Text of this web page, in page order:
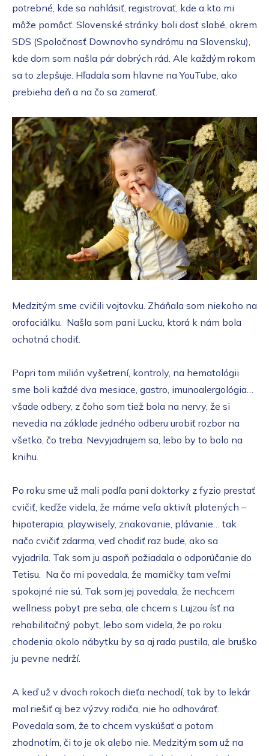
potrebné, kde sa nahlásiť, registrovať, kde a kto mi
môže pomôcť. Slovenské stránky boli dosť slabé, okrem
SDS (Spoločnosť Downovho syndrómu na Slovensku),
kde dom som našla pár dobrých rád. Ale každým rokom
sa to zlepšuje. Hľadala som hlavne na YouTube, ako
prebieha deň a na čo sa zamerať.
Medzitým sme cvičili vojtovku. Zháňala som niekoho na
orofaciálku. Našla som pani Lucku, ktorá k nám bola
ochotná chodiť.
Popri tom milión vyšetrení, kontroly, na hematológii
sme boli každé dva mesiace, gastro, imunoalergológia…
všade odbery, z čoho som tiež bola na nervy, že si
nevedia na základe jedného odberu urobiť rozbor na
všetko, čo treba. Nevyjadrujem sa, lebo by to bolo na
knihu.
Po roku sme už mali podľa pani doktorky z fyzio prestať
cvičiť, keďže videla, že máme veľa aktivít platených –
hipoterapia, playwisely, znakovanie, plávanie… tak
načo cvičiť zdarma, veď chodiť raz bude, ako sa
vyjadrila. Tak som ju aspoň požiadala o odporúčanie do
Tetisu. Na čo mi povedala, že mamičky tam veľmi
spokojné nie sú. Tak som jej povedala, že nechcem
wellness pobyt pre seba, ale chcem s Lujzou ísť na
rehabilitačný pobyt, lebo som videla, že po roku
chodenia okolo nábytku by sa aj rada pustila, ale bruško
ju pevne nedrží.
A keď už v dvoch rokoch dieťa nechodí, tak by to lekár
mal riešiť aj bez výzvy rodiča, nie ho odhovárať.
Povedala som, že to chcem vyskúšať a potom
zhodnotím, či to je ok alebo nie. Medzitým som už na